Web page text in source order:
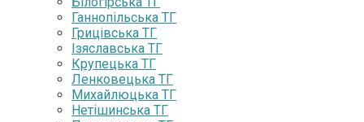
Ганнопільська ТГ
Грицівська ТГ
Ізяславська ТГ
Крупецька ТГ
Ленковецька ТГ
Михайлюцька ТГ
Нетішинська ТГ